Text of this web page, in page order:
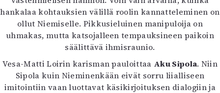
Toimitus
Mediatiedot
Kaltio ry
hankalaa kohtauksien välillä roolin kannatteleminen on
ollut Niemiselle. Pikkusieluinen manipuloija on
uhmakas, mutta katsojalleen tempauksineen paikoin
säälittävä ihmisraunio.
Vesa-Matti Loirin karisman pauloittaa Aku Sipola. Niin
Sipola kuin Nieminenkään eivät sorru liialliseen
imitointiin vaan luottavat käsikirjoituksen dialogiin ja